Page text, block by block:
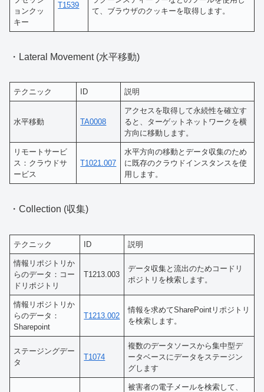
ョンクッ
キー
T1539
て、ブラウザのクッキーを取得します。
・Lateral Movement (水平移動)
テクニック ID 説明
水平移動 TA0008
アクセスを取得して永続性を確立す
ると、ターゲットネットワークを横
方向に移動します。
リモートサービ
ス：クラウドサ
ービス
T1021.007
水平方向の移動とデータ収集のため
に既存のクラウドインスタンスを使
用します。
・Collection (収集)
テクニック ID 説明
情報リポジトリか
らのデータ：コー
ドリポジトリ
T1213.003
データ収集と流出のためコードリ
ポジトリを検索します。
情報リポジトリか
らのデータ：
Sharepoint
T1213.002
情報を求めてSharePointリポジトリ
を検索します。
ステージングデー
タ
T1074
複数のデータソースから集中型デ
ータベースにデータをステージン
グします
被害者の電子メールを検索して、